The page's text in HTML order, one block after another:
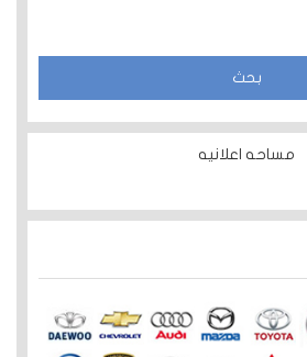
مساحه اعلانيه